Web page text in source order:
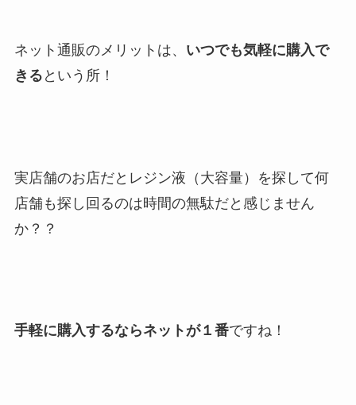
ネット通販のメリットは、 いつでも気軽に購入で
きる という所！
実店舗のお店だとレジン液（大容量）を探して何
店舗も探し回るのは時間の無駄だと感じません
か？？
手軽に購入するならネットが１番ですね！